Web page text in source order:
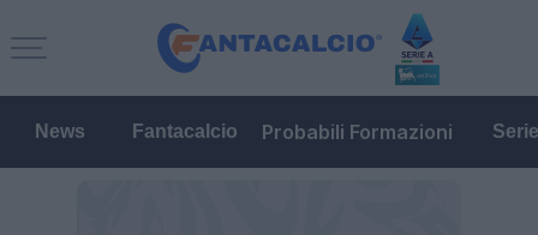
News Fantacalcio Probabili Formazioni